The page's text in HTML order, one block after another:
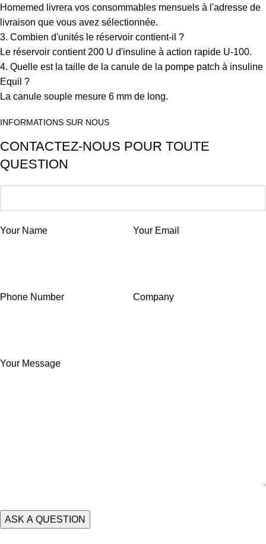
Homemed livrera vos consommables mensuels à l'adresse de
livraison que vous avez sélectionnée.
3. Combien d'unités le réservoir contient-il ?
Le réservoir contient 200 U d'insuline à action rapide U-100.
4. Quelle est la taille de la canule de la pompe patch à insuline
Equil ?
La canule souple mesure 6 mm de long.
INFORMATIONS SUR NOUS
CONTACTEZ-NOUS POUR TOUTE
QUESTION
Your Name Your Email
Phone Number Company
Your Message